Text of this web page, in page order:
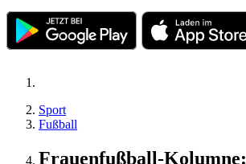
Sport
Fußball
Frauenfußball-Kolumne: